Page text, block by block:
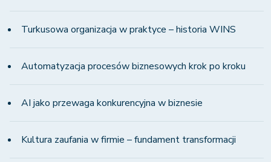
Turkusowa organizacja w praktyce – historia WINS
Automatyzacja procesów biznesowych krok po kroku
AI jako przewaga konkurencyjna w biznesie
Kultura zaufania w firmie – fundament transformacji